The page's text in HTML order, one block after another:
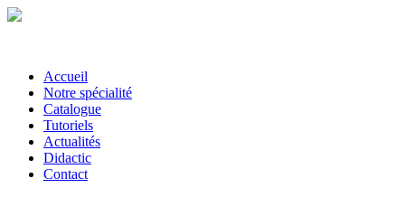
Accueil
Notre spécialité
Catalogue
Tutoriels
Actualités
Didactic
Contact